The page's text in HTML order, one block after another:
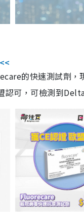
的快速測試劑，
認可，可檢測到